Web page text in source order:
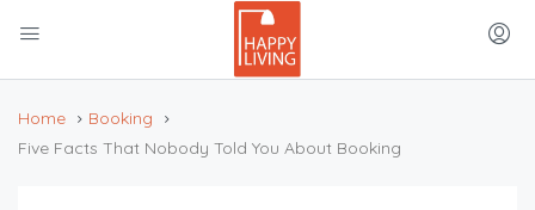
Home
Booking
Five Facts That Nobody Told You About Booking